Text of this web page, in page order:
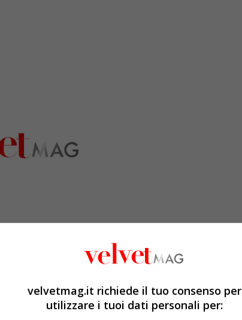
velvetmag.it richiede il tuo consenso per
utilizzare i tuoi dati personali per: